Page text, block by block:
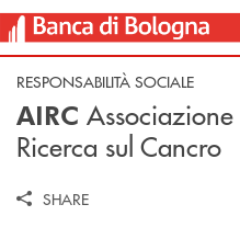
Salta al contenuto principale
RESPONSABILITÀ SOCIALE
AIRC
Ricerca sul Cancro
SHARE